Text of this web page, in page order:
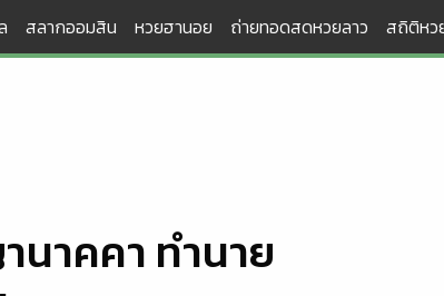
สลากออมสิน หวยฮานอย ถ่ายทอดสดหวยลาว สถิติหว
นาคคา ทำนาย